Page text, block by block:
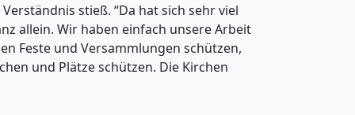
stieß. “Da hat sich sehr viel
allein. Wir haben einfach unsere Arbeit
Feste und Versammlungen schützen,
und Plätze schützen. Die Kirchen